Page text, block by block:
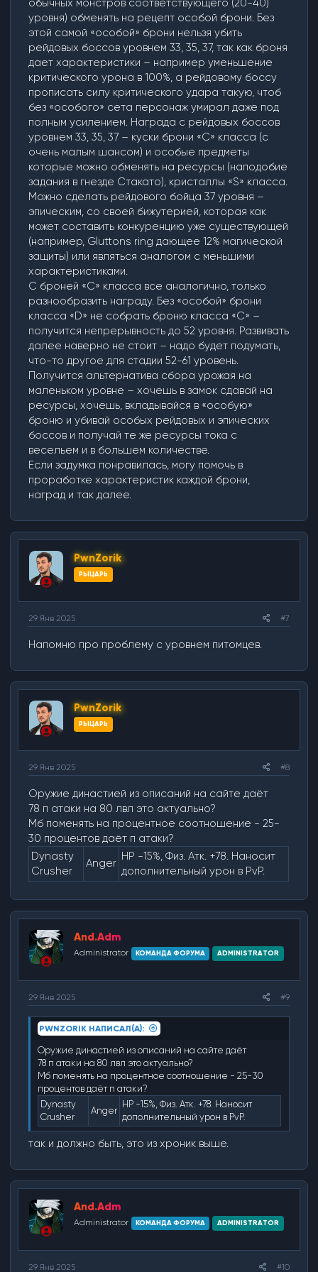
обычных монстров соответствующего (20-40)
уровня) обменять на рецепт особой брони. Без
этой самой «особой» брони нельзя убить
рейдовых боссов уровнем 33, 35, 37, так как броня
дает характеристики – например уменьшение
критического урона в 100%, а рейдовому боссу
прописать силу критического удара такую, чтоб
без «особого» сета персонаж умирал даже под
полным усилением. Награда с рейдовых боссов
уровнем 33, 35, 37 – куски брони «C» класса (с
очень малым шансом) и особые предметы
которые можно обменять на ресурсы (наподобие
задания в гнезде Стакато), кристаллы «S» класса.
Можно сделать рейдового бойца 37 уровня –
эпическим, со своей бижутерией, которая как
может составить конкуренцию уже существующей
(например, Gluttons ring дающее 12% магической
защиты) или являться аналогом с меньшими
характеристиками.
С броней «C» класса все аналогично, только
разнообразить награду. Без «особой» брони
класса «D» не собрать броню класса «C» –
получится непрерывность до 52 уровня. Развивать
далее наверно не стоит – надо будет подумать,
что-то другое для стадии 52-61 уровень.
Получится альтернатива сбора урожая на
маленьком уровне – хочешь в замок сдавай на
ресурсы, хочешь, вкладывайся в «особую»
броню и убивай особых рейдовых и эпических
боссов и получай те же ресурсы тока с
весельем и в большем количестве.
Если задумка понравилась, могу помочь в
проработке характеристик каждой брони,
наград и так далее.
PwnZorik
РЫЦАРЬ
29 Янв 2025 #7
Напомню про проблему с уровнем питомцев.
PwnZorik
РЫЦАРЬ
29 Янв 2025 #8
Оружие династией из описаний на сайте даёт
78 п атаки на 80 лвл это актуально?
Мб поменять на процентное соотношение - 25-
30 процентов даёт п атаки?
Dynasty
Crusher
Anger
HP -15%, Физ. Атк. +78. Наносит
дополнительный урон в PvP.
And.Adm
Administrator КОМАНДА ФОРУМА ADMINISTRATOR
29 Янв 2025 #9
PWNZORIK НАПИСАЛ(А):
Оружие династией из описаний на сайте даёт
78 п атаки на 80 лвл это актуально?
Мб поменять на процентное соотношение - 25-30
процентов даёт п атаки?
Dynasty
Crusher
Anger
HP -15%, Физ. Атк. +78. Наносит
дополнительный урон в PvP.
так и должно быть, это из хроник выше.
And.Adm
Administrator КОМАНДА ФОРУМА ADMINISTRATOR
29 Янв 2025 #10